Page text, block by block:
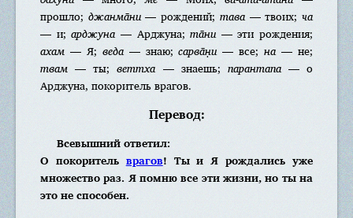
прошло; джанма̄ни— рождений; тава— твоих;ча
— и;арджуна— Арджуна;та̄ни— эти рождения;
ахам — Я; веда— знаю;сарва̄н̣и— все;на— не;
твам — ты;веттха— знаешь; парантапа— о
Арджуна, покоритель врагов.
Перевод:
Всевышний ответил:
О покоритель врагов! Ты и Я рождались уже
множество раз. Я помню все эти жизни, но ты на
это не способен.